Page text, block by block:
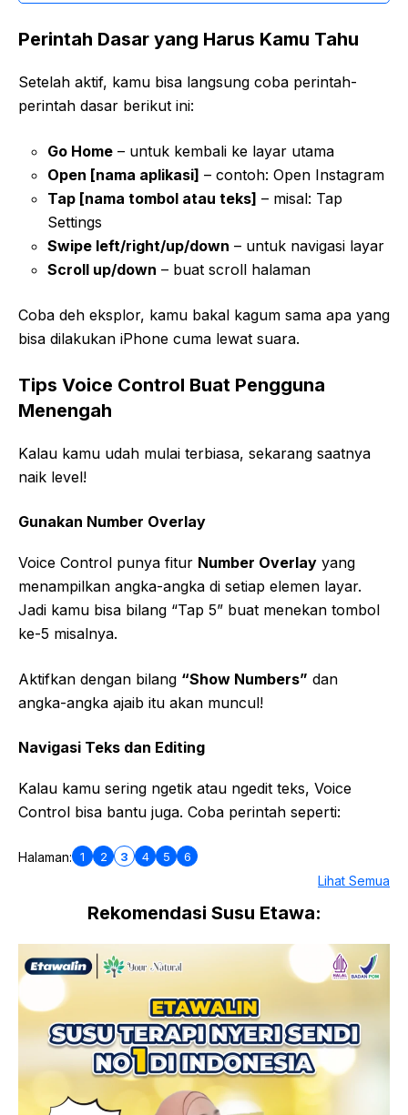
Perintah Dasar yang Harus Kamu Tahu
Setelah aktif, kamu bisa langsung coba perintah-
perintah dasar berikut ini:
Go Home – untuk kembali ke layar utama
Open [nama aplikasi] – contoh: Open Instagram
Tap [nama tombol atau teks] – misal: Tap
Settings
Swipe left/right/up/down – untuk navigasi layar
Scroll up/down – buat scroll halaman
Coba deh eksplor, kamu bakal kagum sama apa yang
bisa dilakukan iPhone cuma lewat suara.
Tips Voice Control Buat Pengguna
Menengah
Kalau kamu udah mulai terbiasa, sekarang saatnya
naik level!
Gunakan Number Overlay
Voice Control punya fitur Number Overlay yang
menampilkan angka-angka di setiap elemen layar.
Jadi kamu bisa bilang “Tap 5” buat menekan tombol
ke-5 misalnya.
Aktifkan dengan bilang “Show Numbers” dan
angka-angka ajaib itu akan muncul!
Navigasi Teks dan Editing
Kalau kamu sering ngetik atau ngedit teks, Voice
Control bisa bantu juga. Coba perintah seperti:
Halaman: 1 2 3 4 5 6
Lihat Semua
Rekomendasi Susu Etawa: